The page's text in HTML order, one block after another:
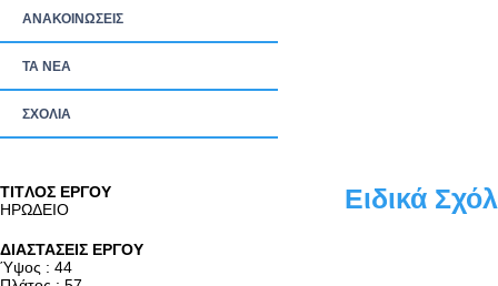
ΑΝΑΚΟΙΝΩΣΕΙΣ
ΤΑ ΝEΑ
ΣΧΟΛΙΑ
TITΛΟΣ ΕΡΓΟΥ
ΗΡΩΔΕΙΟ
ΔΙΑΣΤΑΣΕΙΣ ΕΡΓΟΥ
Ύψος : 44
Ειδικά